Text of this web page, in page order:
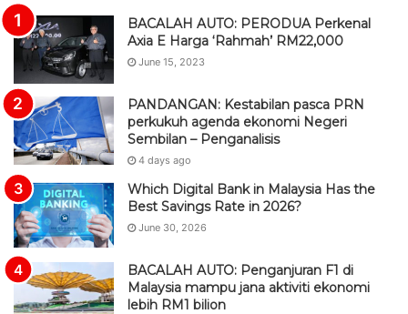
BACALAH AUTO: PERODUA Perkenal
Axia E Harga ‘Rahmah’ RM22,000
June 15, 2023
PANDANGAN: Kestabilan pasca PRN
perkukuh agenda ekonomi Negeri
Sembilan – Penganalisis
4 days ago
Which Digital Bank in Malaysia Has the
Best Savings Rate in 2026?
June 30, 2026
BACALAH AUTO: Penganjuran F1 di
Malaysia mampu jana aktiviti ekonomi
lebih RM1 bilion